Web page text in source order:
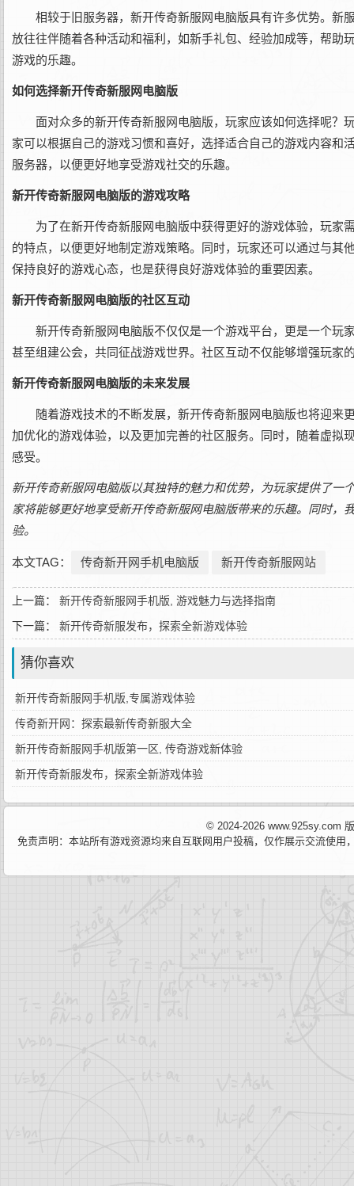
相较于旧服务器，新开传奇新服网电脑版具有许多优势。新
放往往伴随着各种活动和福利，如新手礼包、经验加成等，帮助
游戏的乐趣。
如何选择新开传奇新服网电脑版
面对众多的新开传奇新服网电脑版，玩家应该如何选择呢？
家可以根据自己的游戏习惯和喜好，选择适合自己的游戏内容
服务器，以便更好地享受游戏社交的乐趣。
新开传奇新服网电脑版的游戏攻略
为了在新开传奇新服网电脑版中获得更好的游戏体验，玩家
的特点，以便更好地制定游戏策略。同时，玩家还可以通过与
保持良好的游戏心态，也是获得良好游戏体验的重要因素。
新开传奇新服网电脑版的社区互动
新开传奇新服网电脑版不仅仅是一个游戏平台，更是一个玩
甚至组建公会，共同征战游戏世界。社区互动不仅能够增强玩家
新开传奇新服网电脑版的未来发展
随着游戏技术的不断发展，新开传奇新服网电脑版也将迎
加优化的游戏体验，以及更加完善的社区服务。同时，随着虚拟
感受。
新开传奇新服网电脑版以其独特的魅力和优势，为玩家提供了
家将能够更好地享受新开传奇新服网电脑版带来的乐趣。同时
验。
本文TAG： 传奇新开网手机电脑版 新开传奇新服网站
上一篇： 新开传奇新服网手机版, 游戏魅力与选择指南
下一篇： 新开传奇新服发布，探索全新游戏体验
猜你喜欢
新开传奇新服网手机版,专属游戏体验
传奇新开网：探索最新传奇新服大全
新开传奇新服网手机版第一区, 传奇游戏新体验
新开传奇新服发布，探索全新游戏体验
© 2024-2026 www.925sy.com
免责声明：本站所有游戏资源均来自互联网用户投稿，仅作展示交流使